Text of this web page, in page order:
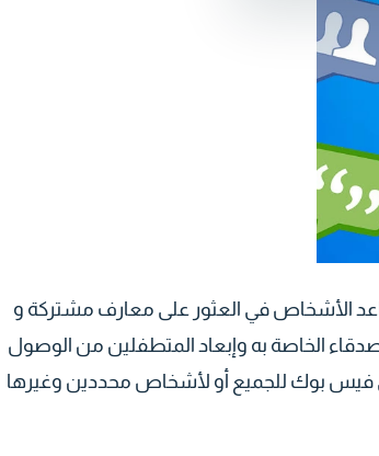
الأشخاص في العثور على معارف مشتركة و
الخاصة به وإبعاد المتطفلين من الوصول
فيس بوك للجميع أو لأشخاص محددين وغيرها